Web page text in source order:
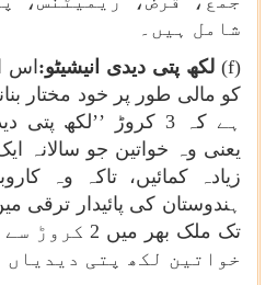
شامل ہیں۔
(
f
) لکھ پتی دیدی انیشیٹو: اس
کو مالی طور پر خود مختار
ہے کہ 3 کروڑ ’’لکھ
یعنی وہ خواتین جو سالانہ
زیادہ کمائیں، تاکہ وہ
ہندوستان کی پائیدار
تک ملک بھر
خواتین لکھ پتی دیدیاں